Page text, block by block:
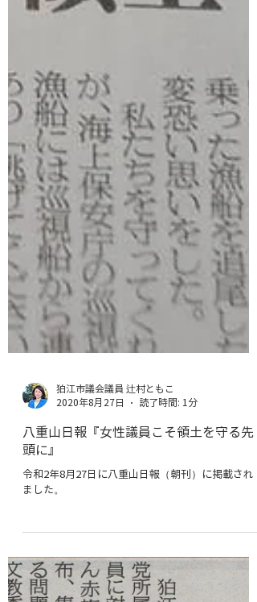
狛江市議会議員 辻村ともこ
八重山日報『女性議員こそ領土を守る先
頭に』
ました。